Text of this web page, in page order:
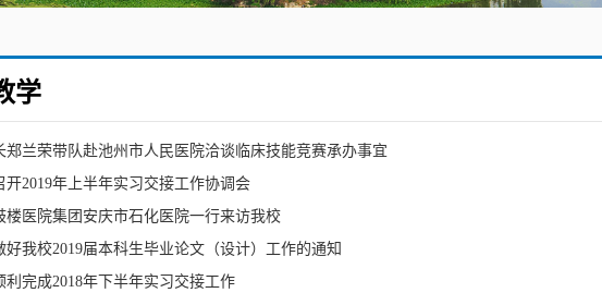
学
郑兰荣带队赴池州市人民医院洽谈临床技能竞赛承办事宜
开2019年上半年实习交接工作协调会
楼医院集团安庆市石化医院一行来访我校
好我校2019届本科生毕业论文（设计）工作的通知
利完成2018年下半年实习交接工作